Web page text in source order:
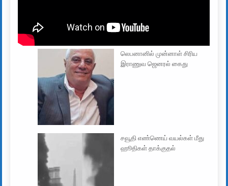
லெபனானில் முன்னாள் சிரிய
இராணுவ ஜெனரல் கைது
சவூதி எண்ணெய் வயல்கள் மீது
ஹூதிகள் தாக்குதல்